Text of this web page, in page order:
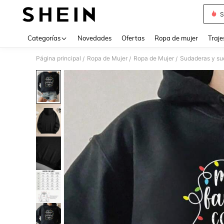
Categorías Novedades Ofertas Ropa de mujer
Página principal / Ropa de Mujer / Ropa de Mujer / Sudaderas y